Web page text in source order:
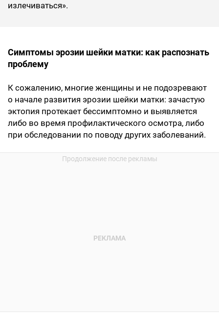
излечиваться».
Симптомы эрозии шейки матки: как распознать
проблему
К сожалению, многие женщины и не подозревают
о начале развития эрозии шейки матки: зачастую
эктопия протекает бессимптомно и выявляется
либо во время профилактического осмотра, либо
при обследовании по поводу других заболеваний.